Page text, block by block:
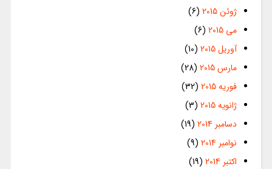
ژوئن 2015
(6)
می 2015
(6)
آوریل 2015
(10)
مارس 2015
(28)
فوریه 2015
(32)
ژانویه 2015
(3)
دسامبر 2014
(19)
نوامبر 2014
(9)
اکتبر 2014
(19)